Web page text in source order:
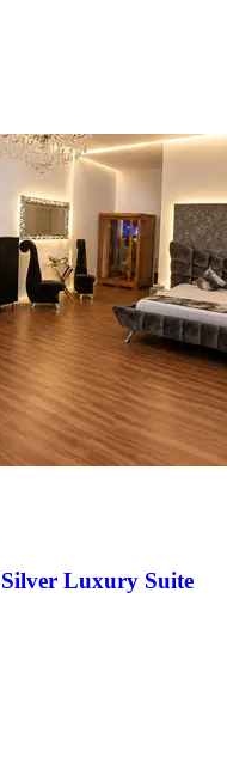
Luxury Suite